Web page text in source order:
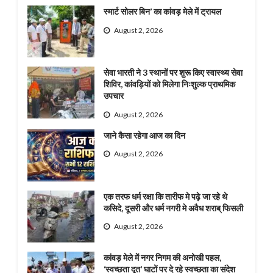
स्मार्ट सोलर बिन’ का कांवड़ मेले में ट्रायल
August 2, 2026
सेवा भारती ने 3 स्थानों पर शुरू किए स्वास्थ्य सेवा
शिविर, कांवड़ियों को मिलेगा निःशुल्क प्राथमिक
उपचार
August 2, 2026
जाने कैसा रहेगा आज का दिन
August 2, 2026
एक तरफ धर्म रक्षा कि तारीफ मे पढ़े जा रहे थे
कसिदे, दूसरी और धर्म नगरी मे अवैध शराब् फिसली
August 2, 2026
कांवड़ मेले में नगर निगम की अनोखी पहल,
‘स्वच्छता दूत’ घाटों पर दे रहे स्वच्छता का संदेश